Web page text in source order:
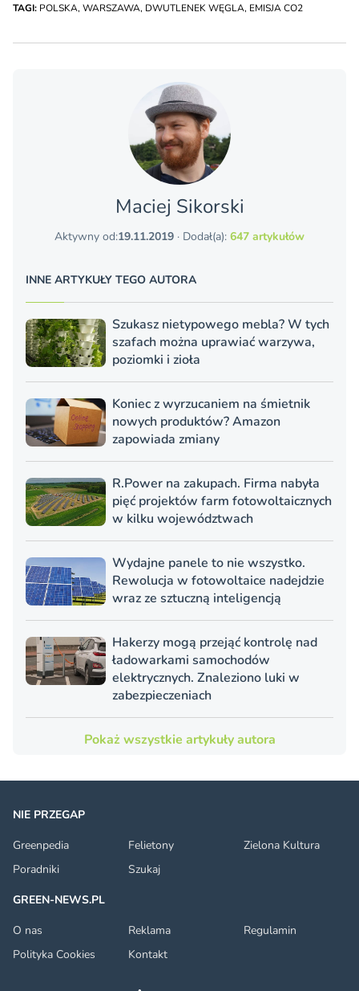
TAGI: POLSKA, WARSZAWA, DWUTLENEK WĘGLA, EMISJA CO2
Maciej Sikorski
Aktywny od:19.11.2019 · Dodał(a): 647 artykułów
INNE ARTYKUŁY TEGO AUTORA
Szukasz nietypowego mebla? W tych
szafach można uprawiać warzywa,
poziomki i zioła
Koniec z wyrzucaniem na śmietnik
nowych produktów? Amazon
zapowiada zmiany
R.Power na zakupach. Firma nabyła
pięć projektów farm fotowoltaicznych
w kilku województwach
Wydajne panele to nie wszystko.
Rewolucja w fotowoltaice nadejdzie
wraz ze sztuczną inteligencją
Hakerzy mogą przejąć kontrolę nad
ładowarkami samochodów
elektrycznych. Znaleziono luki w
zabezpieczeniach
Pokaż wszystkie artykuły autora
NIE PRZEGAP
Greenpedia
Felietony
Zielona Kultura
Poradniki
Szukaj
GREEN-NEWS.PL
O nas
Reklama
Regulamin
Polityka Cookies
Kontakt